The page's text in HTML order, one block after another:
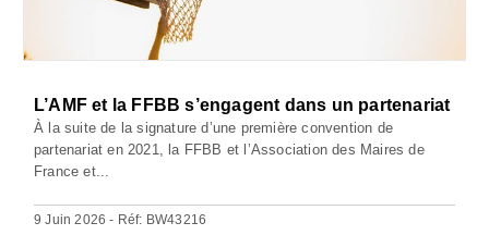
L’AMF et la FFBB s’engagent dans un partenariat
À la suite de la signature d’une première convention de
partenariat en 2021, la FFBB et l’Association des Maires de
France et...
9 Juin 2026 - Réf: BW43216